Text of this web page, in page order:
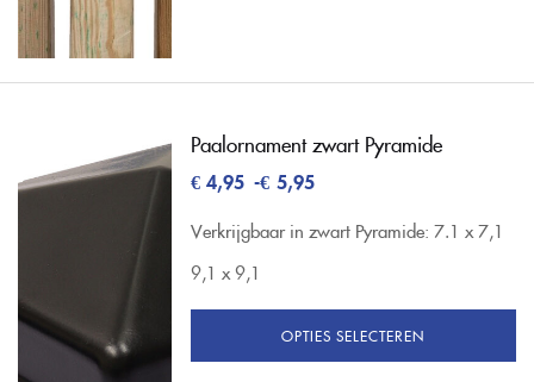
Paalornament zwart Pyramide
€4,95 -€ 5,95
Verkrijgbaar in zwart Pyramide: 7.1 x 7,1
9,1 x 9,1
OPTIES SELECTEREN